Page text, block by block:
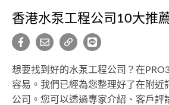
香港水泵工程公司10大推
想要找到好的水泵工程公司？在
容易。我們已經為您整理好了在附近
公司。您可以透過專家介紹、客戶評